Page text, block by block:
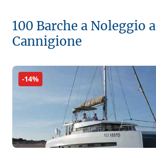
100 Barche a Noleggio a
Cannigione
-14%